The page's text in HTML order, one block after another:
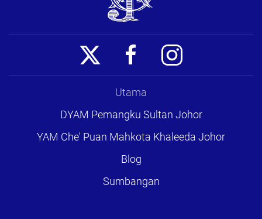
Utama
DYAM Pemangku Sultan Johor
YAM Che' Puan Mahkota Khaleeda Johor
Blog
Sumbangan